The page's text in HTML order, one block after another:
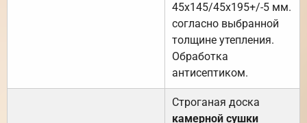
45х145/45х195+/-5 мм.
согласно выбранной
толщине утепления.
Обработка
антисептиком.
Строганая доска
камерной сушки